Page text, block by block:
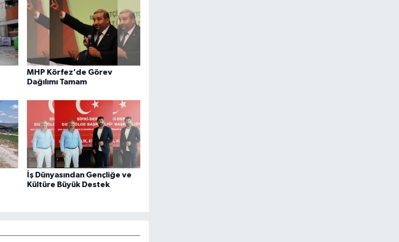
MHP Körfez’de Görev
Dağılımı Tamam
İş Dünyasından Gençliğe ve
Kültüre Büyük Destek